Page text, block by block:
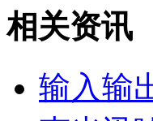
相关资讯
输入输